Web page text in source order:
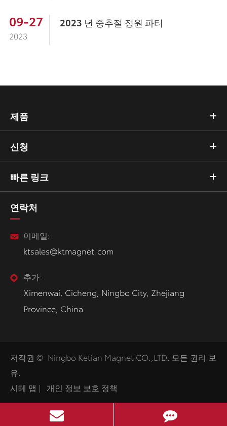
09-27
2023
2023 년 중추절 정원 파티
제품
신청
빠른 링크
연락처
이메일:
ktsales@ktmagnet.com
추가:
Ximenwai, Cicheng, Ningbo City, Zhejiang
Province, China
저작권 © Ningbo Ketian Magnet CO.,LTD. 모든 권리 보
유.
시테 맵 | 개인 정보 보호 정책